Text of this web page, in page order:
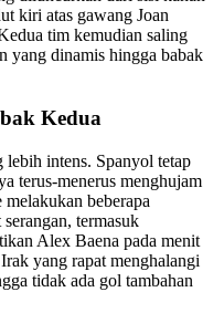
kiri atas gawang Joan
tim kemudian saling
yang dinamis hingga babak
Kedua
lebih intens. Spanyol tetap
terus-menerus menghujam
beberapa
termasuk
Alex Baena pada menit
yang rapat menghalangi
tidak ada gol tambahan